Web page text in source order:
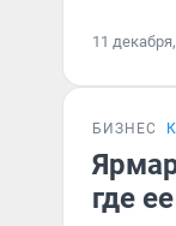
11
БИЗНЕС
где